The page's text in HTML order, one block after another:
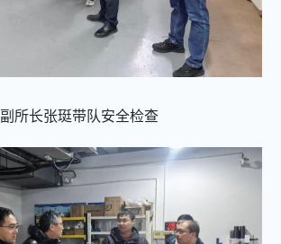
副所长张珽带队安全检查